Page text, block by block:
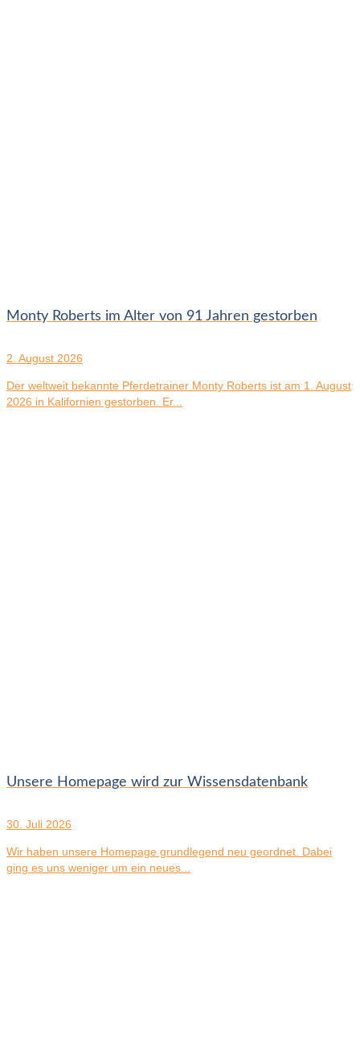
Monty Roberts im Alter von 91 Jahren gestorben
2. August 2026
Der weltweit bekannte Pferdetrainer Monty Roberts ist am 1. August
2026 in Kalifornien gestorben. Er...
Unsere Homepage wird zur Wissensdatenbank
30. Juli 2026
Wir haben unsere Homepage grundlegend neu geordnet. Dabei
ging es uns weniger um ein neues...